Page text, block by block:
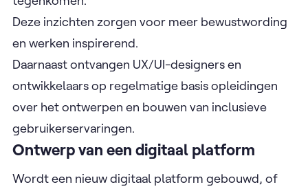
Deze inzichten zorgen voor meer bewustwording
en werken inspirerend.
Daarnaast ontvangen UX/UI-designers en
ontwikkelaars op regelmatige basis opleidingen
over het ontwerpen en bouwen van inclusieve
gebruikerservaringen.
Ontwerp van een digitaal platform
Wordt een nieuw digitaal platform gebouwd, of